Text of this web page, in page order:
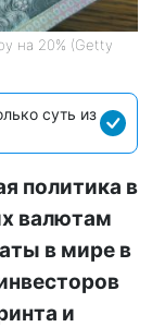
на 20% (Getty
суть из
политика в
валютам
в мире в
и